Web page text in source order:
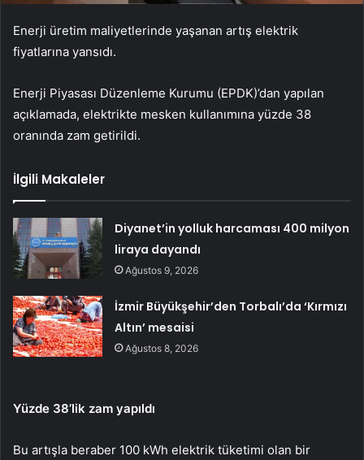
Enerji üretim maliyetlerinde yaşanan artış elektrik
fiyatlarına yansıdı.
Enerji Piyasası Düzenleme Kurumu (EPDK)’dan yapılan
açıklamada, elektrikte mesken kullanımına yüzde 38
oranında zam getirildi.
İlgili Makaleler
Diyanet’in yolluk harcaması 400 milyon
liraya dayandı
Ağustos 9, 2026
İzmir Büyükşehir’den Torbalı’da ‘Kırmızı
Altın’ mesaisi
Ağustos 8, 2026
Yüzde 38’lik zam yapıldı
Bu artışla beraber 100 kWh elektrik tüketimi olan bir